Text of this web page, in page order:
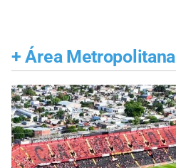
+ Área Metropolitana